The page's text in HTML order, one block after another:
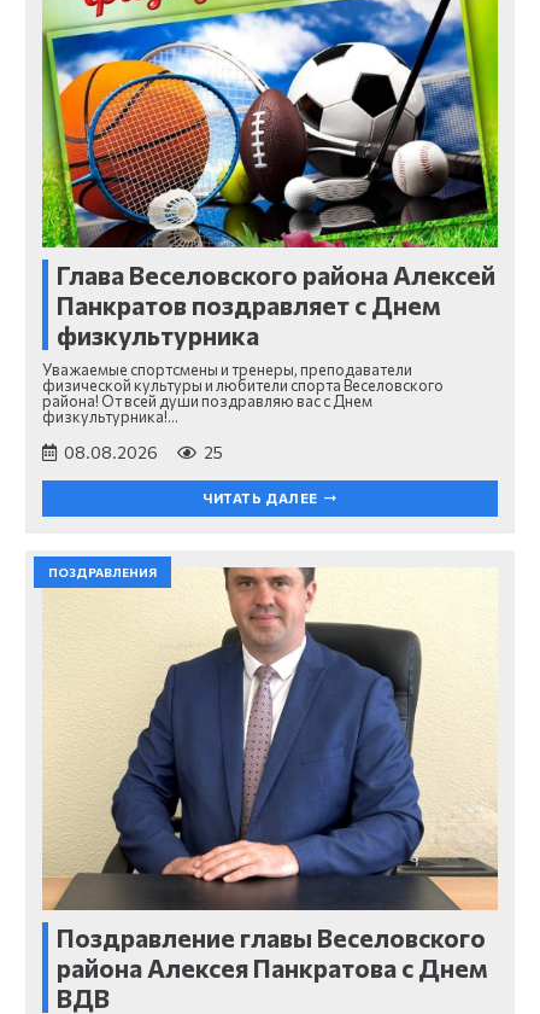
Глава Веселовского района Алексей
Панкратов поздравляет с Днем
физкультурника
Уважаемые спортсмены и тренеры, преподаватели
физической культуры и любители спорта Веселовского
района! От всей души поздравляю вас с Днем
физкультурника!…
08.08.2026 25
ЧИТАТЬ ДАЛЕЕ
ПОЗДРАВЛЕНИЯ
Поздравление главы Веселовского
района Алексея Панкратова с Днем
ВДВ